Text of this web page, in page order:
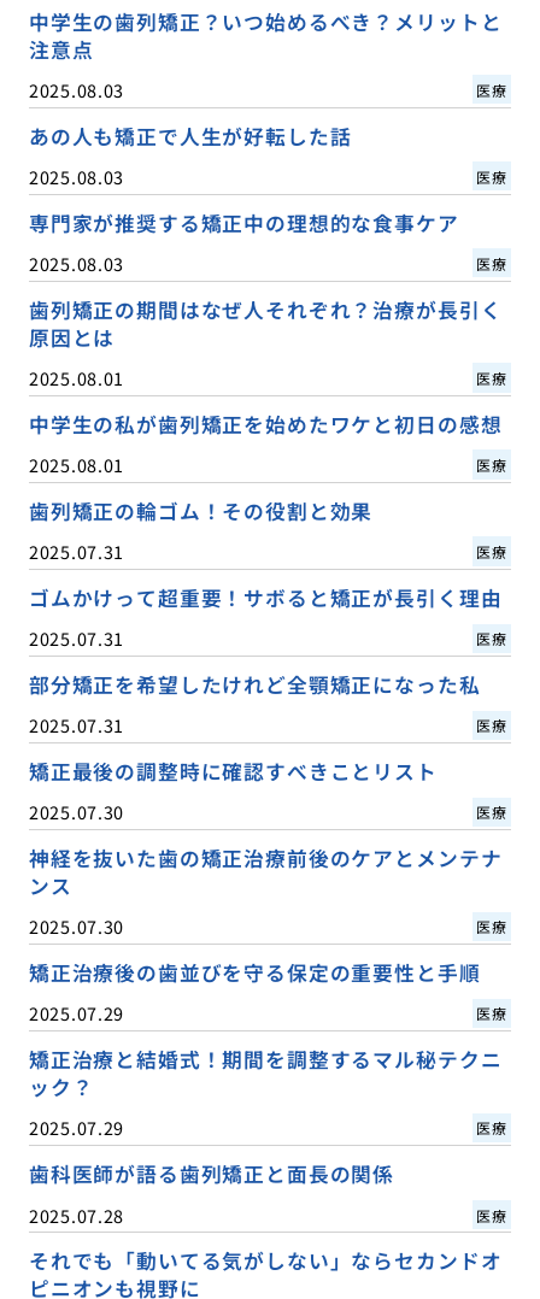
中学生の歯列矯正？いつ始めるべき？メリットと
注意点
2025.08.03 医療
あの人も矯正で人生が好転した話
2025.08.03 医療
専門家が推奨する矯正中の理想的な食事ケア
2025.08.03 医療
歯列矯正の期間はなぜ人それぞれ？治療が長引く
原因とは
2025.08.01 医療
中学生の私が歯列矯正を始めたワケと初日の感想
2025.08.01 医療
歯列矯正の輪ゴム！その役割と効果
2025.07.31 医療
ゴムかけって超重要！サボると矯正が長引く理由
2025.07.31 医療
部分矯正を希望したけれど全顎矯正になった私
2025.07.31 医療
矯正最後の調整時に確認すべきことリスト
2025.07.30 医療
神経を抜いた歯の矯正治療前後のケアとメンテナ
ンス
2025.07.30 医療
矯正治療後の歯並びを守る保定の重要性と手順
2025.07.29 医療
矯正治療と結婚式！期間を調整するマル秘テクニ
ック？
2025.07.29 医療
歯科医師が語る歯列矯正と面長の関係
2025.07.28 医療
それでも「動いてる気がしない」ならセカンドオ
ピニオンも視野に